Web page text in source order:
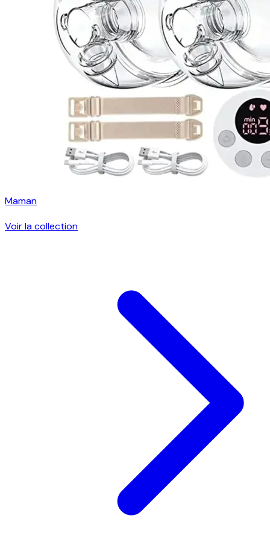
Maman
Voir la collection